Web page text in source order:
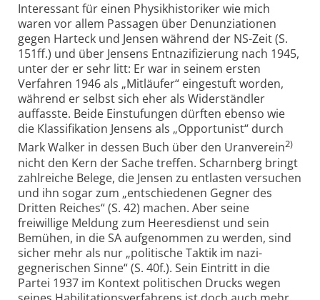
Interessant für einen Physikhis­toriker wie mich
waren vor allem Passagen über Denunziationen
gegen Harteck und Jensen während der NS-Zeit (S.
151ff.) und über Jensens Entnazifizierung nach 1945,
unter der er sehr litt: Er war in seinem ersten
Verfahren 1946 als „Mitläufer“ eingestuft worden,
während er selbst sich eher als Widerständler
auffasste. Beide Einstufungen dürften ebenso wie
die Klassifikation Jensens als „Opportunist“ durch
Mark Walker in dessen Buch über den Uranverein2)
nicht den Kern der Sache treffen. Scharnberg bringt
zahlreiche Belege, die Jensen zu entlasten versuchen
und ihn sogar zum „entschiedenen Gegner des
Dritten Reiches“ (S. 42) machen. Aber seine
freiwillige Meldung zum Heeresdienst und sein
Bemühen, in die SA aufgenommen zu werden, sind
sicher mehr als nur „politische Taktik im nazi­
gegnerischen Sinne“ (S. 40f.). Sein Eintritt in die
Partei 1937 im Kontext politischen Drucks wegen